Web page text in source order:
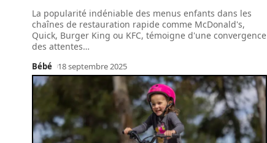
La popularité indéniable des menus enfants dans les
chaînes de restauration rapide comme McDonald's,
Quick, Burger King ou KFC, témoigne d'une convergence
des attentes…
Bébé 18 septembre 2025